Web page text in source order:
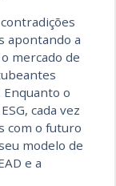
apontando a
mercado de
o
cada vez
com o futuro
modelo de
e a